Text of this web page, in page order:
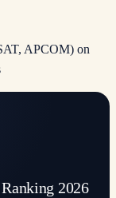
APCOM) on
2026